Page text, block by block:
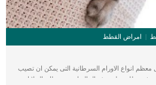
امراض القطط
انواع الاورام السرطانية التى يمكن ان تصيب
يطلق على هذه الحالة اسم سرطان الخلايا